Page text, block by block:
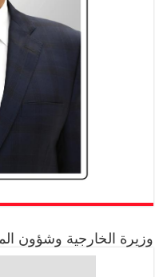
وزيرة الخارجية وشؤون